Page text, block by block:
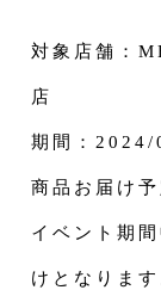
対象店舗：
店
期間：2024/
商品お届け予
イベント期
けとなります